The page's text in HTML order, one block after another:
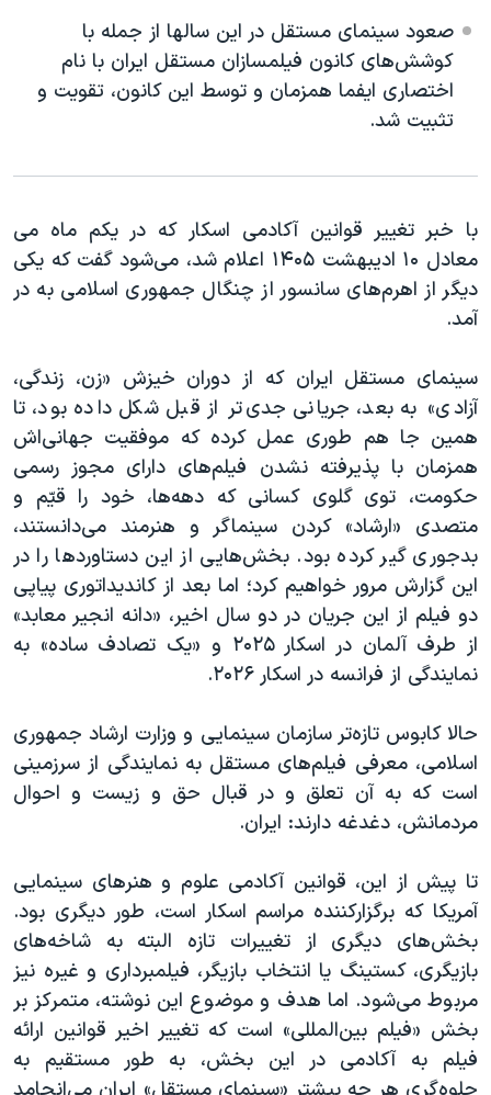
صعود سینمای مستقل در این سالها از جمله با
کوشش‌های کانون فیلمسازان مستقل ایران با نام
اختصاری ایفما همزمان و توسط این کانون، تقویت و
تثبیت شد.
با خبر تغییر قوانین آکادمی اسکار که در یکم ماه می
معادل ۱۰ ادیبهشت ۱۴۰۵ اعلام شد، می‌شود گفت که یکی
دیگر از اهرم‌های سانسور از چنگال جمهوری اسلامی به در
آمد.
سینمای مستقل ایران که از دوران خیزش «زن، زندگی،
آزادی» به بعد، جریانی جدی‌تر از قبل شکل داده بود، تا
همین جا هم طوری عمل کرده که موفقیت جهانی‌اش
همزمان با پذیرفته نشدن فیلم‌های دارای مجوز رسمی
حکومت، توی گلوی کسانی که دهه‌ها، خود را قیّم و
متصدی «ارشاد» کردن سینماگر و هنرمند می‌دانستند،
بدجوری گیر کرده بود. بخش‌هایی از این دستاوردها را در
این گزارش مرور خواهیم کرد؛ اما بعد از کاندیداتوری پیاپی
دو فیلم از این جریان در دو سال اخیر، «دانه انجیر معابد»
از طرف آلمان در اسکار ۲۰۲۵ و «یک تصادف ساده» به
نمایندگی از فرانسه در اسکار ۲۰۲۶.
حالا کابوس تازه‌تر سازمان سینمایی و وزارت ارشاد جمهوری
اسلامی، معرفی فیلم‌های مستقل به نمایندگی از سرزمینی
است که به آن تعلق و در قبال حق و زیست و احوال
مردمانش، دغدغه دارند: ایران.
تا پیش از این، قوانین آکادمی علوم و هنرهای سینمایی
آمریکا که برگزارکننده‌ مراسم اسکار است، طور دیگری بود.
بخش‌های دیگری از تغییرات تازه البته به شاخه‌های
بازیگری، کستینگ یا انتخاب بازیگر، فیلمبرداری و غیره نیز
مربوط می‌شود. اما هدف و موضوع این نوشته، متمرکز بر
بخش «فیلم بین‌المللی» است که تغییر اخیر قوانین ارائه
فیلم به آکادمی در این بخش، به طور مستقیم به